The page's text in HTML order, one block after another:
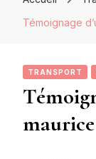
Témoignage
TRANSPORT